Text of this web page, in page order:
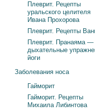
Плеврит. Рецепты
уральского целителя
Ивана Прохорова
Плеврит. Рецепты
Плеврит. Пранаяма —
дыхательные
йоги
Заболевания носа
Гайморит
Гайморит. Рецепты
Михаила Либинтова